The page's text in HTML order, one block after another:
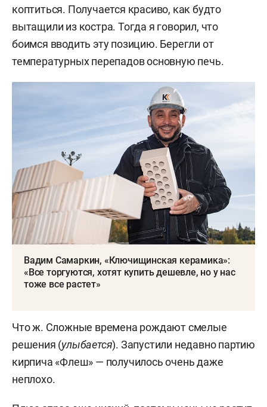
коптиться. Получается красиво, как будто
вытащили из костра. Тогда я говорил, что
боимся вводить эту позицию. Берегли от
температурных перепадов основную печь.
Вадим Самаркин, «Ключищинская керамика»:
«Все торгуются, хотят купить дешевле, но у нас
тоже все растет»
Что ж. Сложные времена рождают смелые
решения (улыбается). Запустили недавно партию
кирпича «Флеш» — получилось очень даже
неплохо.